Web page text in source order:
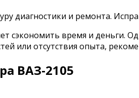
диагностики и ремонта.
сэкономить время и деньги.
или отсутствия опыта,
ВАЗ-2105